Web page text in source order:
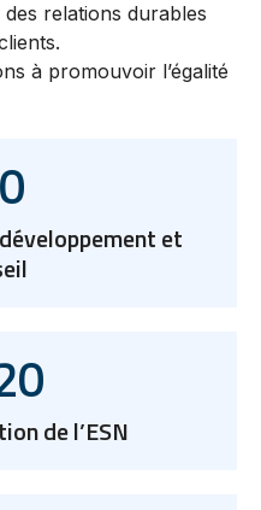
relations durables
à promouvoir l’égalité
et
de l’ESN